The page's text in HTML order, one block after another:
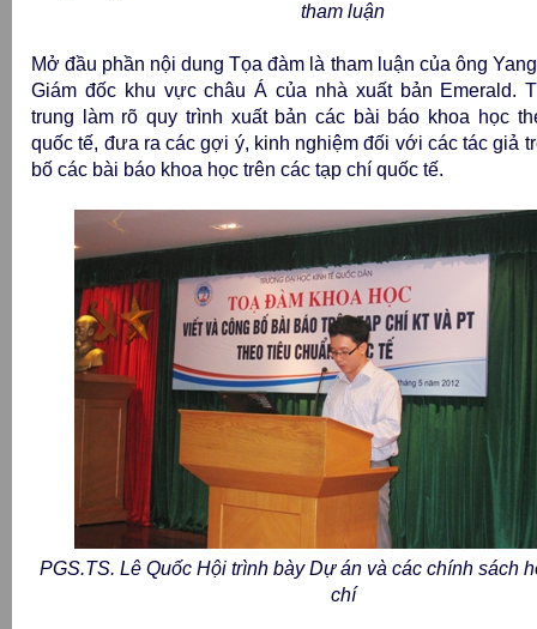
tham luận
Mở đầu phần nội dung Tọa đàm là tham luận của ông
Giám đốc khu vực châu Á của nhà xuất bản Emerald.
trung làm rõ quy trình xuất bản các bài báo khoa học
quốc tế, đưa ra các gợi ý, kinh nghiệm đối với các tác giả
bố các bài báo khoa học trên các tạp chí quốc tế.
PGS.TS. Lê Quốc Hội trình bày Dự án và các chính sách
chí